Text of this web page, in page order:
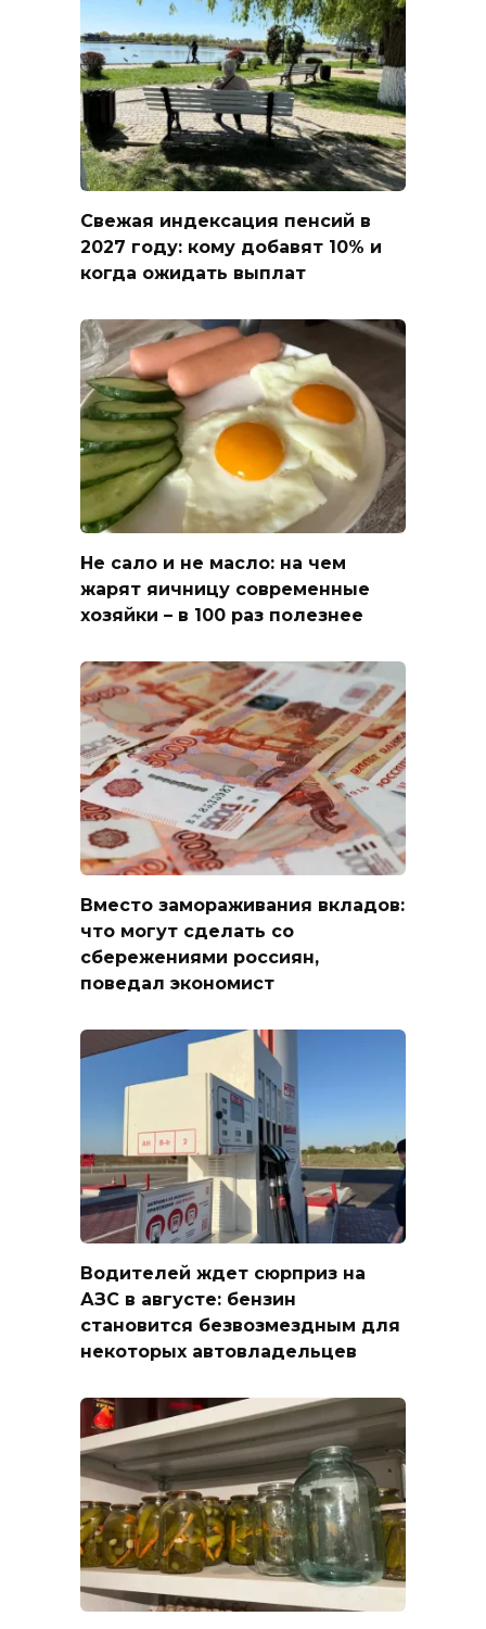
Свежая индексация пенсий в
2027 году: кому добавят 10% и
когда ожидать выплат
Не сало и не масло: на чем
жарят яичницу современные
хозяйки – в 100 раз полезнее
Вместо замораживания вкладов:
что могут сделать со
сбережениями россиян,
поведал экономист
Водителей ждет сюрприз на
АЗС в августе: бензин
становится безвозмездным для
некоторых автовладельцев